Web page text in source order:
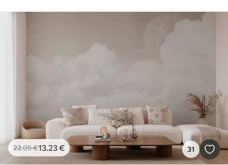
22.05€13.23€ 31